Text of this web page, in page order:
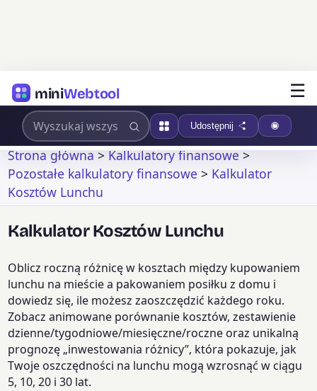
miniWebtool ☰
Udostępnij
Strona główna>Kalkulatory finansowe>
Pozostałe kalkulatory finansowe > Kalkulator
Kosztów Lunchu
Kalkulator Kosztów Lunchu
Oblicz roczną różnicę w kosztach między kupowaniem
lunchu na mieście a pakowaniem posiłku z domu i
dowiedz się, ile możesz zaoszczędzić każdego roku.
Zobacz animowane porównanie kosztów, zestawienie
dzienne/tygodniowe/miesięczne/roczne oraz unikalną
prognozę „inwestowania różnicy”, która pokazuje, jak
Twoje oszczędności na lunchu mogą wzrosnąć w ciągu
5, 10, 20 i 30 lat.